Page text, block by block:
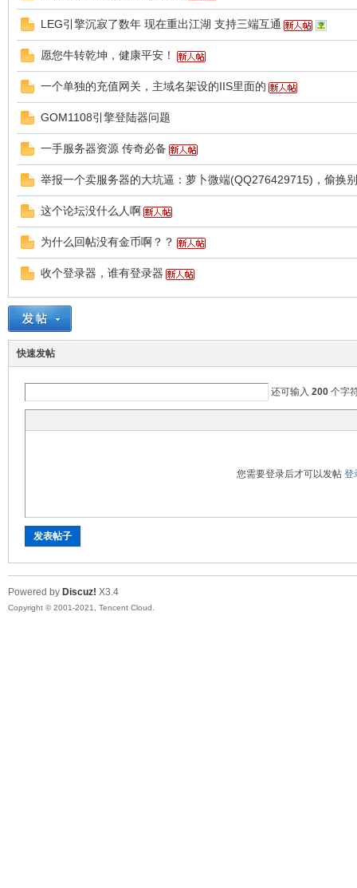
LEG引擎沉寂了数年 现在重出江湖 支持三端互通
愿您牛转乾坤，健康平安！
一个单独的充值网关，主域名架设的IIS里面的
GOM1108引擎登陆器问题
一手服务器资源 传奇必备
举报一个卖服务器的大坑逼：萝卜微端(QQ276429715)，偷换
这个论坛没什么人啊
为什么回帖没有金币啊？？
收个登录器，谁有登录器
快速发帖
还可输入 200个字
您需要登录后才可以发帖 登
发表帖子
Powered by Discuz! X3.4
Copyright © 2001-2021, Tencent Cloud.